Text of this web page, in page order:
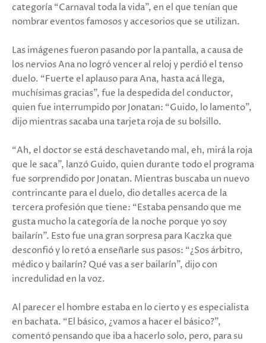
categoría “Carnaval toda la vida”, en el que tenían que
nombrar eventos famosos y accesorios que se utilizan.
Las imágenes fueron pasando por la pantalla, a causa de
los nervios Ana no logró vencer al reloj y perdió el tenso
duelo. “Fuerte el aplauso para Ana, hasta acá llega,
muchísimas gracias”, fue la despedida del conductor,
quien fue interrumpido por Jonatan: “Guido, lo lamento”,
dijo mientras sacaba una tarjeta roja de su bolsillo.
“Ah, el doctor se está deschavetando mal, eh, mirá la roja
que le saca”, lanzó Guido, quien durante todo el programa
fue sorprendido por Jonatan. Mientras buscaba un nuevo
contrincante para el duelo, dio detalles acerca de la
tercera profesión que tiene: “Estaba pensando que me
gusta mucho la categoría de la noche porque yo soy
bailarín”. Esto fue una gran sorpresa para Kaczka que
desconfió y lo retó a enseñarle sus pasos: “¿Sos árbitro,
médico y bailarín? Qué vas a ser bailarín”, dijo con
incredulidad en la voz.
Al parecer el hombre estaba en lo cierto y es especialista
en bachata. “El básico, ¿vamos a hacer el básico?”,
comentó pensando que iba a hacerlo solo, pero, para su